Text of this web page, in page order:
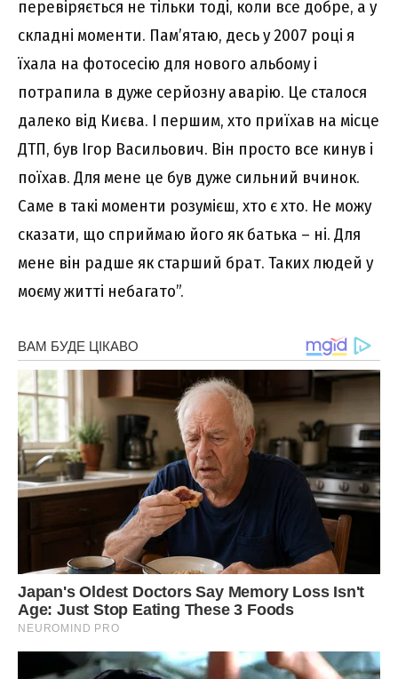
перевіряється не тільки тоді, коли все добре, а у
складні моменти. Пам’ятаю, десь у 2007 році я
їхала на фотосесію для нового альбому і
потрапила в дуже серйозну аварію. Це сталося
далеко від Києва. І першим, хто приїхав на місце
ДТП, був Ігор Васильович. Він просто все кинув і
поїхав. Для мене це був дуже сильний вчинок.
Саме в такі моменти розумієш, хто є хто. Не можу
сказати, що сприймаю його як батька – ні. Для
мене він радше як старший брат. Таких людей у
моєму житті небагато”.